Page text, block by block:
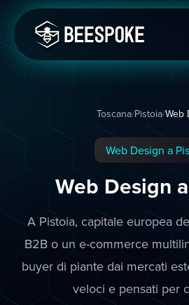
Toscana/Pistoia/Web
Web Design a
Web Design a
A Pistoia, capitale europea
B2B o un e-commerce
buyer di piante dai mercati
veloci e pensati per